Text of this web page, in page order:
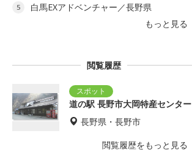
5
白馬EXアドベンチャー／長野県
もっと見る
閲覧履歴
道の駅 長野市大岡特産センター
長野県・長野市
閲覧履歴をもっと見る